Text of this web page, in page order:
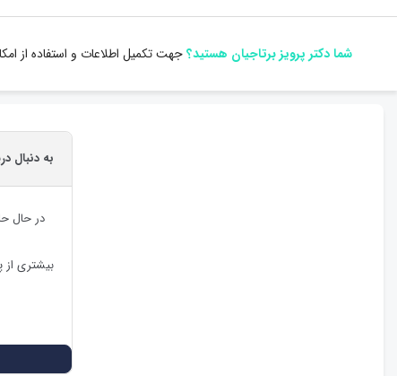
شما دکتر پرویز برتاجیان هستید؟جهت تکمیل اطلاعات و استفاده از
به دنبال
در حال
بیشتری